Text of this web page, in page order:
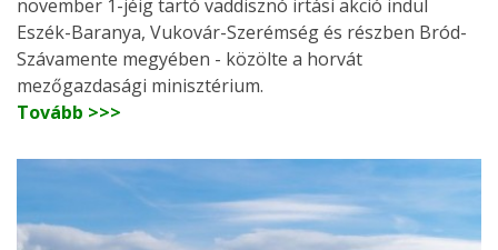
november 1-jéig tartó vaddisznó irtási akció indul
Eszék-Baranya, Vukovár-Szerémség és részben Bród-
Szávamente megyében - közölte a horvát
mezőgazdasági minisztérium.
Tovább >>>